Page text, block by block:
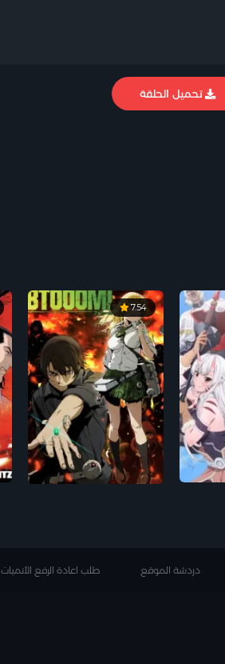
تحميل الحلقة
7.54
دردشة الموقع طلب اعادة الرفع الأنميات